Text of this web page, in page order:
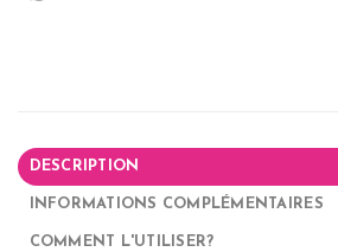
DESCRIPTION
INFORMATIONS COMPLÉMENTAIRES
COMMENT L'UTILISER?